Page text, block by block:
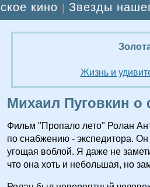
кино Звезды
Жизнь и
Михаил Пуговкин
Фильм "Пропало лето" Ролан
по снабжению - экспедитора.
угощая воблой. Я даже не
что она хоть и небольшая, но